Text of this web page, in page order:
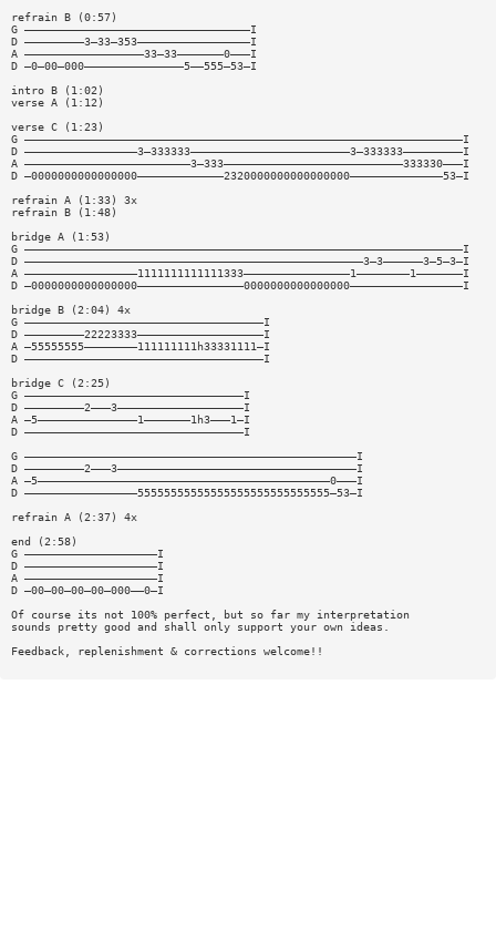
refrain B (0:57)
G ——————————————————————————————————I
D —————————3—33—353—————————————————I
A ——————————————————33—33———————0———I
D —0—00—000———————————————5——555—53—I
intro B (1:02)
verse A (1:12)
verse C (1:23)
G ——————————————————————————————————————————————————————————————————I
D —————————————————3—333333————————————————————————3—333333—————————I
A —————————————————————————3—333———————————————————————————333330———I
D —0000000000000000—————————————2320000000000000000——————————————53—I
refrain A (1:33) 3x
refrain B (1:48)
bridge A (1:53)
G ——————————————————————————————————————————————————————————————————I
D ———————————————————————————————————————————————————3—3——————3—5—3—I
A —————————————————1111111111111333————————————————1————————1———————I
D —0000000000000000————————————————0000000000000000—————————————————I
bridge B (2:04) 4x
G ————————————————————————————————————I
D —————————22223333———————————————————I
A —55555555————————111111111h33331111—I
D ————————————————————————————————————I
bridge C (2:25)
G —————————————————————————————————I
D —————————2———3———————————————————I
A —5———————————————1———————1h3———1—I
D —————————————————————————————————I
G ——————————————————————————————————————————————————I
D —————————2———3————————————————————————————————————I
A —5————————————————————————————————————————————0———I
D —————————————————55555555555555555555555555555—53—I
refrain A (2:37) 4x
end (2:58)
G ————————————————————I
D ————————————————————I
A ————————————————————I
D —00—00—00—00—000——0—I
Of course its not 100% perfect, but so far my interpretation
sounds pretty good and shall only support your own ideas.
Feedback, replenishment & corrections welcome!!